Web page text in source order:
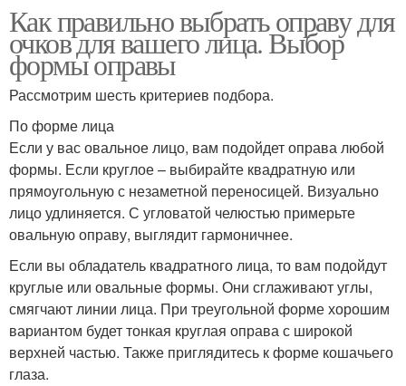
Как правильно выбрать оправу для
очков для вашего лица. Выбор
формы оправы
Рассмотрим шесть критериев подбора.
По форме лица
Если у вас овальное лицо, вам подойдет оправа любой
формы. Если круглое – выбирайте квадратную или
прямоугольную с незаметной переносицей. Визуально
лицо удлиняется. С угловатой челюстью примерьте
овальную оправу, выглядит гармоничнее.
Если вы обладатель квадратного лица, то вам подойдут
круглые или овальные формы. Они сглаживают углы,
смягчают линии лица. При треугольной форме хорошим
вариантом будет тонкая круглая оправа с широкой
верхней частью. Также приглядитесь к форме кошачьего
глаза.